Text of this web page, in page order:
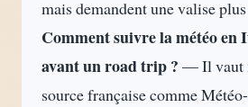
mais demandent une valise
Comment suivre la météo en
avant un road trip ? — Il vaut
source française comme